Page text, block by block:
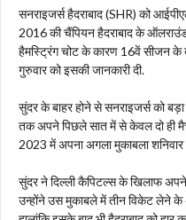
सनराइजर्स हैदराबाद (SHR) को
2016 की चैंपियन हैदराबाद के
हैमस्ट्रिंग चोट के कारण 16वें सीजन के
गुरुवार को इसकी जानकारी दी.
सुंदर के बाहर होने से सनराइजर्स को
तक अपने पिछले सात में से केवल दो ही
2023 में अपना अगला मुकाबला
सुंदर ने दिल्ली कैपिटल्स के खिलाफ अपने
उन्होंने उस मुकाबले में तीन विकेट लेने के